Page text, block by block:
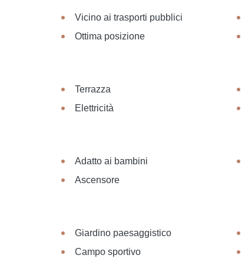
Vicino ai trasporti pubblici
Ottima posizione
Terrazza
Elettricità
Adatto ai bambini
Ascensore
Giardino paesaggistico
Campo sportivo